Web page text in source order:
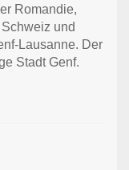
Romandie,
und
Lausanne. Der
Stadt Genf.